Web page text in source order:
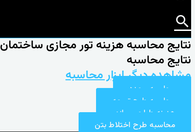
نتایج محاسبه هزینه تور مجازی ساختمان
نتایج محاسبه
مشاهده دیگر ابزار محاسبه
محاسبه مجدد
محاسبه طرح تیرچه
هزینه طراحی سازه
محاسبه طرح اختلاط بتن​